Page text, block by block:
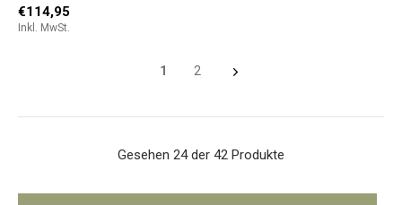
€114,95
Inkl. MwSt.
1 2
Gesehen 24 der 42 Produkte